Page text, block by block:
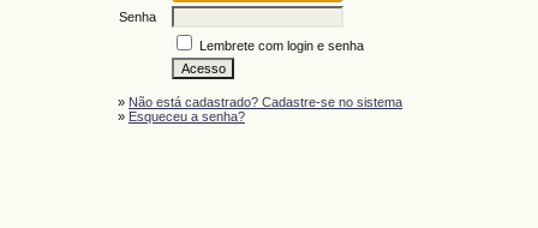
Senha
Lembrete com login e senha
» Não está cadastrado? Cadastre-se no sistema
» Esqueceu a senha?